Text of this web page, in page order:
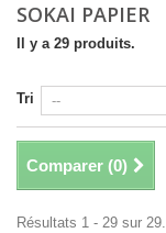
SOKAI PAPIER
Il y a 29 produits.
Tri
Comparer (0)
Résultats 1 - 29 sur 29.